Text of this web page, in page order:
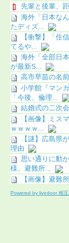
先輩と後輩、
海外「日本な
たディズ...
【衝撃】「住
てるや...
海外「全部日
が最新S...
高市早苗の名
小学館『マン
「今後、倫理...
結婚式の二次
【画像】ミス
ｗｗｗｗ...
【謎】広島県
理由
思い通りに動
様、避難所...
【画像】避難
Powered by livedoor 相互